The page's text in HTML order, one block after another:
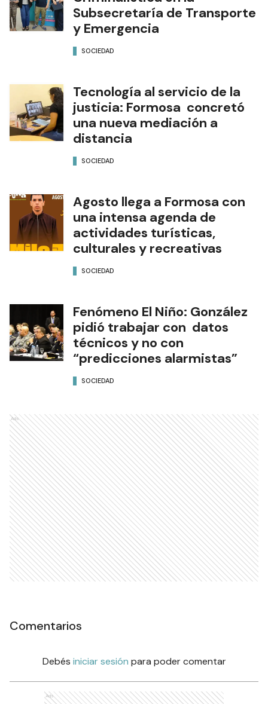
Subsecretaría de Transporte
y Emergencia
SOCIEDAD
Tecnología al servicio de la
justicia: Formosa concretó
una nueva mediación a
distancia
SOCIEDAD
Agosto llega a Formosa con
una intensa agenda de
actividades turísticas,
culturales y recreativas
SOCIEDAD
Fenómeno El Niño: González
pidió trabajar con datos
técnicos y no con
“predicciones alarmistas”
SOCIEDAD
Ads
Comentarios
Debés iniciar sesión para poder comentar
Ads